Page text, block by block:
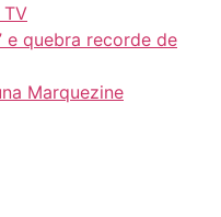
e quebra recorde de
Marquezine